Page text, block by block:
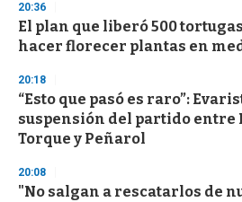
d
s
o
f
3
s
c
o
d
s
20:36
El plan que liberó 500
hacer florecer plantas en
20:18
“Esto que pasó es raro”:
suspensión del partido entre
Torque y Peñarol
20:08
"No salgan a rescatarlos de